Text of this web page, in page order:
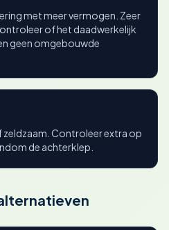
met meer vermogen. Zeer
of het daadwerkelijk
geen omgebouwde
Controleer extra op
de achterklep.